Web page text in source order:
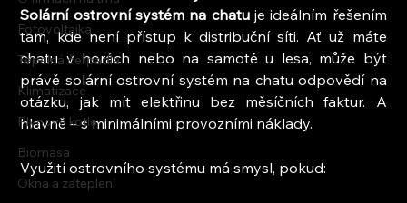
Fotovoltaika
Tepelná čerpadla
Klimatizace
Plynové kotle
Biomasa
Okna a zateplení
Solární ostrovní systém na chatu je ideálním řešením
tam, kde není přístup k distribuční síti. Ať už máte
chatu v horách nebo na samotě u lesa, může být
právě solární ostrovní systém na chatu odpovědí na
otázku, jak mít elektřinu bez měsíčních faktur. A
hlavně – s minimálními provozními náklady.
Využití ostrovního systému má smysl, pokud: